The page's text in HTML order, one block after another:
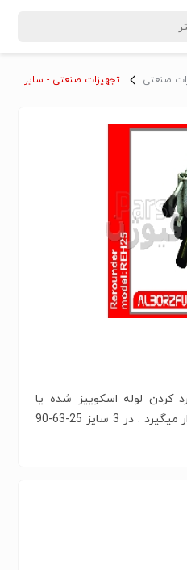
صنعتی تجهیزات صنعتی - سایر
کردن لوله اسکوییز شده یا
دوپهن شده مورد استفاده قرار میگیرد . در 3 سایز 25-63-90